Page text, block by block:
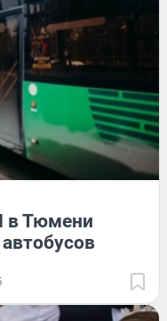
в Тюмени